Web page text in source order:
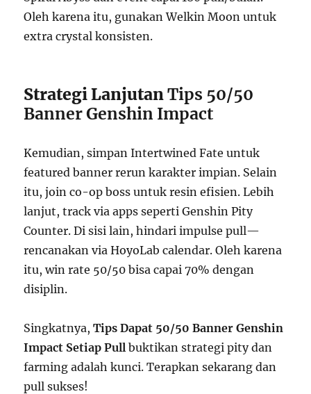
Oleh karena itu, gunakan Welkin Moon untuk
extra crystal konsisten.
Strategi LanjutanTips 50/50
Banner Genshin Impact
Kemudian, simpan Intertwined Fate untuk
featured banner rerun karakter impian. Selain
itu, join co-op boss untuk resin efisien. Lebih
lanjut, track via apps seperti Genshin Pity
Counter. Di sisi lain, hindari impulse pull—
rencanakan via HoyoLab calendar. Oleh karena
itu, win rate 50/50 bisa capai 70% dengan
disiplin.
Singkatnya,Tips Dapat 50/50 Banner Genshin
Impact Setiap Pull buktikan strategi pity dan
farming adalah kunci. Terapkan sekarang dan
pull sukses!